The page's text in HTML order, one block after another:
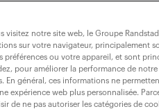
terrain (f/h)
visitez notre site web, le Groupe
sur votre navigateur, principalement
préférences ou votre appareil, et sont
pour améliorer la performance de
En général, ces informations ne
expérience web plus personnalisée.
de ne pas autoriser les catégories de